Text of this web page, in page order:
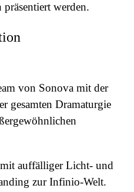
werden.
von Sonova mit der
gesamten Dramaturgie
auffälliger Licht- und
zur Infinio-Welt.